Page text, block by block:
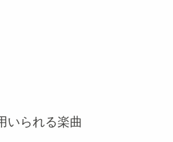
いられる楽曲